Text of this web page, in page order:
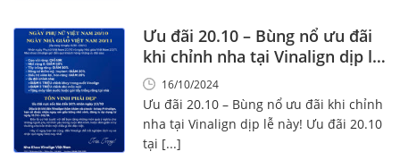
Ưu đãi 20.10 – Bùng nổ ưu đãi
khi chỉnh nha tại Vinalign dịp lễ
này!16/10/2024
Ưu đãi 20.10 – Bùng nổ ưu đãi khi chỉnh
nha tại Vinalign dịp lễ này! Ưu đãi 20.10
tại [...]